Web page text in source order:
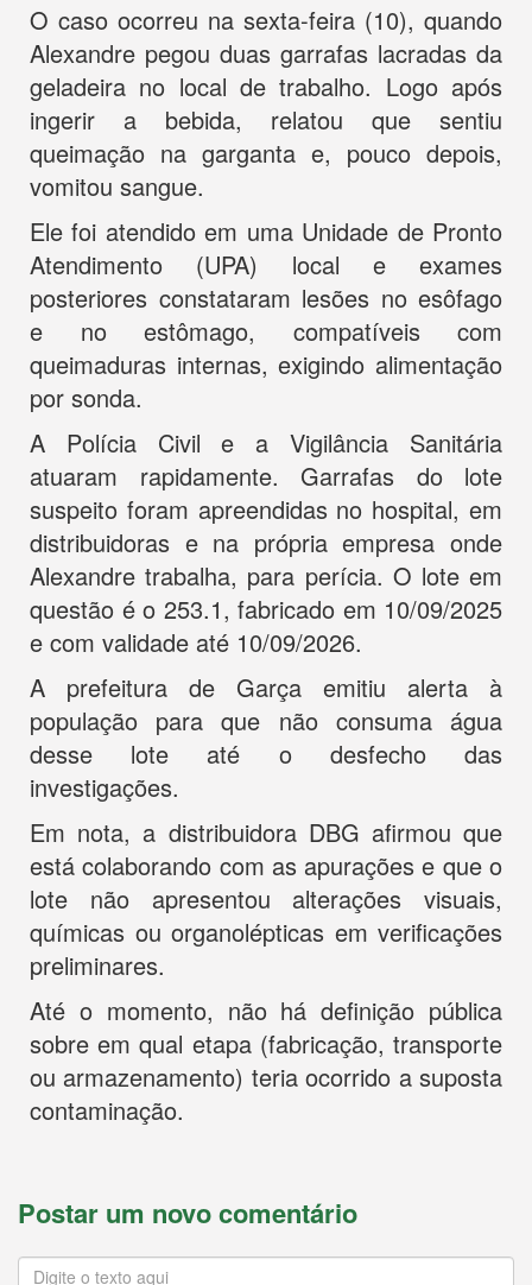
O caso ocorreu na sexta-feira (10), quando
Alexandre pegou duas garrafas lacradas da
geladeira no local de trabalho. Logo após
ingerir a bebida, relatou que sentiu
queimação na garganta e, pouco depois,
vomitou sangue.
Ele foi atendido em uma Unidade de Pronto
Atendimento (UPA) local e exames
posteriores constataram lesões no esôfago
e no estômago, compatíveis com
queimaduras internas, exigindo alimentação
por sonda.
A Polícia Civil e a Vigilância Sanitária
atuaram rapidamente. Garrafas do lote
suspeito foram apreendidas no hospital, em
distribuidoras e na própria empresa onde
Alexandre trabalha, para perícia. O lote em
questão é o 253.1, fabricado em 10/09/2025
e com validade até 10/09/2026.
A prefeitura de Garça emitiu alerta à
população para que não consuma água
desse lote até o desfecho das
investigações.
Em nota, a distribuidora DBG afirmou que
está colaborando com as apurações e que o
lote não apresentou alterações visuais,
químicas ou organolépticas em verificações
preliminares.
Até o momento, não há definição pública
sobre em qual etapa (fabricação, transporte
ou armazenamento) teria ocorrido a suposta
contaminação.
Postar um novo comentário